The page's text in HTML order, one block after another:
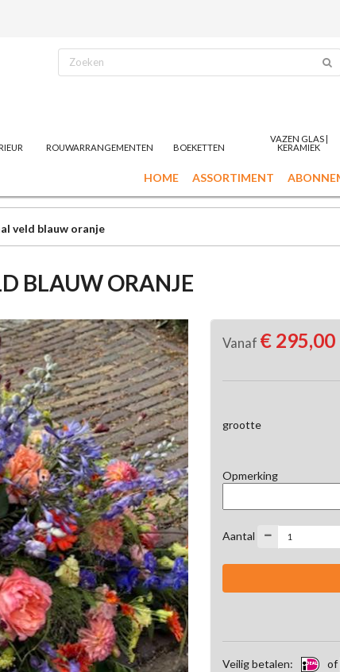
ROUWARRANGEMENTEN BOEKETTEN
VAZEN GLAS |
KERAMIEK
HOME ASSORTIMENT
veld blauw oranje
BLAUW ORANJE
Vanaf € 295,00
grootte
Opmerking
Aantal
Veilig betalen: of